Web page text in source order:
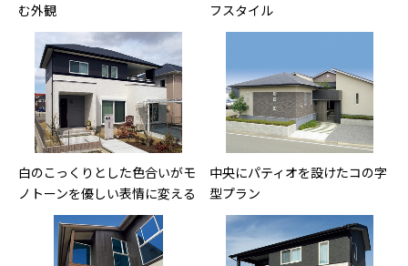
む外観
フスタイル
白のこっくりとした色合いがモ
ノトーンを優しい表情に変える
中央にパティオを設けたコの字
型プラン